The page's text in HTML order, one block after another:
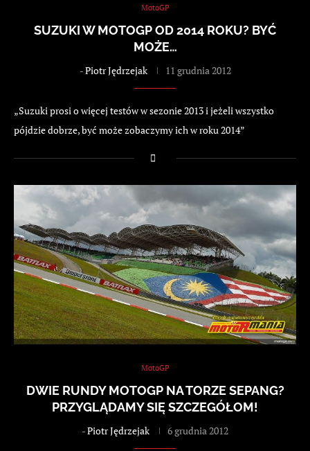
MotoGP
SUZUKI W MOTOGP OD 2014 ROKU? BYĆ
MOŻE…
-Piotr Jędrzejak 11 grudnia 2012
„Suzuki prosi o więcej testów w sezonie 2013 i jeżeli wszystko
pójdzie dobrze, być może zobaczymy ich w roku 2014”
MotoGP
DWIE RUNDY MOTOGP NA TORZE SEPANG?
PRZYGLĄDAMY SIĘ SZCZEGÓŁOM!
-Piotr Jędrzejak 6 grudnia 2012